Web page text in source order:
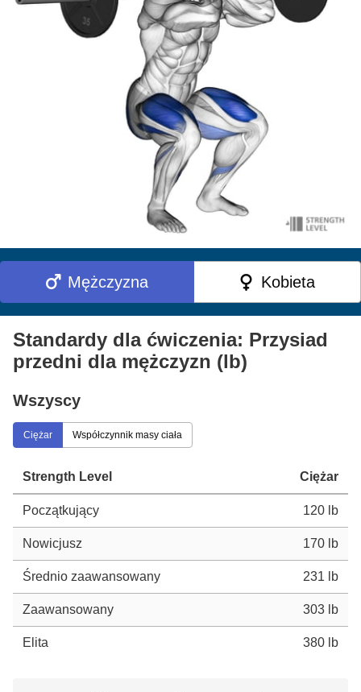
Mężczyzna Kobieta
Standardy dla ćwiczenia: Przysiad
przedni dla mężczyzn (lb)
Wszyscy
Ciężar Współczynnik masy ciała
Strength Level Ciężar
Początkujący 120 lb
Nowicjusz 170 lb
Średnio zaawansowany 231 lb
Zaawansowany 303 lb
Elita 380 lb